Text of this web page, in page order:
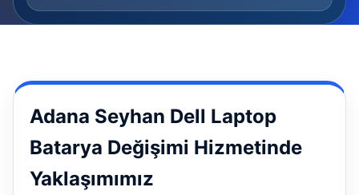
Adana Seyhan Dell Laptop
Batarya Değişimi Hizmetinde
Yaklaşımımız